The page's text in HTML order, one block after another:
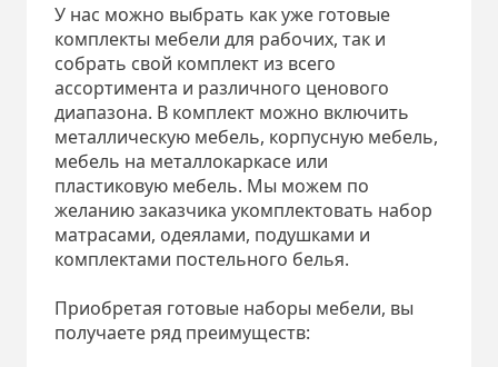
У нас можно выбрать как уже готовые
комплекты мебели для рабочих, так и
собрать свой комплект из всего
ассортимента и различного ценового
диапазона. В комплект можно включить
металлическую мебель, корпусную мебель,
мебель на металлокаркасе или
пластиковую мебель. Мы можем по
желанию заказчика укомплектовать набор
матрасами, одеялами, подушками и
комплектами постельного белья.
Приобретая готовые наборы мебели, вы
получаете ряд преимуществ: